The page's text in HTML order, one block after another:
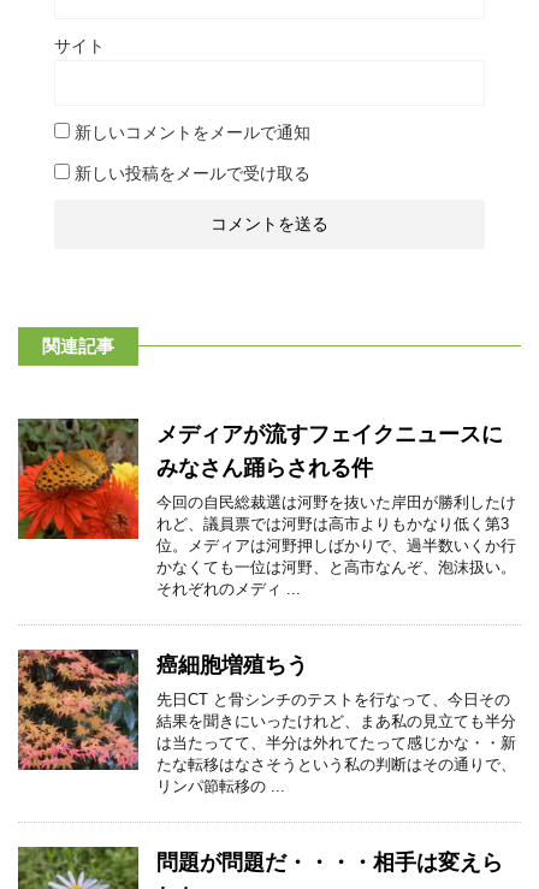
サイト
新しいコメントをメールで通知
新しい投稿をメールで受け取る
関連記事
メディアが流すフェイクニュースに
みなさん踊らされる件
今回の自民総裁選は河野を抜いた岸田が勝利したけ
れど、議員票では河野は高市よりもかなり低く第3
位。メディアは河野押しばかりで、過半数いくか行
かなくても一位は河野、と高市なんぞ、泡沫扱い。
それぞれのメディ ...
癌細胞増殖ちう
先日CT と骨シンチのテストを行なって、今日その
結果を聞きにいったけれど、まあ私の見立ても半分
は当たってて、半分は外れてたって感じかな・・新
たな転移はなさそうという私の判断はその通りで、
リンパ節転移の ...
問題が問題だ・・・・相手は変えら